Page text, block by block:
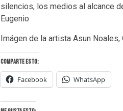
silencios, los medios al alcance
Eugenio
Imágen de la artista Asun Noales,
Comparte esto:
Facebook WhatsApp